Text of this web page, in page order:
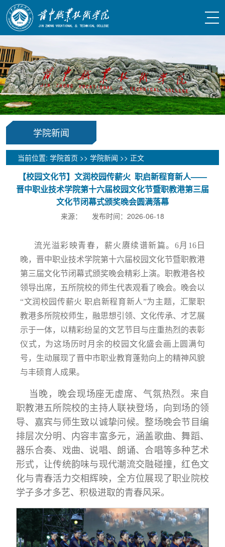
学院新闻
当前位置: 学院首页 >> 学院新闻 >> 正文
【校园文化节】文润校园传薪火 职启新程育新人——
晋中职业技术学院第十六届校园文化节暨职教港第三届
文化节闭幕式颁奖晚会圆满落幕
来源： 发布时间：2026-06-18
流光溢彩映青春，薪火赓续谱新篇。6月16日
晚，晋中职业技术学院第十六届校园文化节暨职教港
第三届文化节闭幕式颁奖晚会精彩上演。职教港各校
领导出席，五所院校的师生代表观看了晚会。晚会以
“文润校园传薪火 职启新程育新人”为主题，汇聚职
教港多所院校师生，融思想引领、文化传承、才艺展
示于一体，以精彩纷呈的文艺节目与庄重热烈的表彰
仪式，为这场历时月余的校园文化盛会画上圆满句
号，生动展现了晋中市职业教育蓬勃向上的精神风貌
与丰硕育人成果。
当晚，晚会现场座无虚席、气氛热烈。来自
职教港五所院校的主持人联袂登场，向到场的领
导、嘉宾与师生致以诚挚问候。整场晚会节目编
排层次分明、内容丰富多元，涵盖歌曲、舞蹈、
器乐合奏、戏曲、说唱、朗诵、合唱等多种艺术
形式，让传统韵味与现代潮流交融碰撞，红色文
化与青春活力交相辉映，全方位展现了职业院校
学子多才多艺、积极进取的青春风采。